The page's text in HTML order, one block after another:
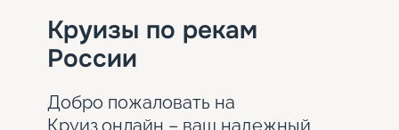
Круизы по рекам
России
Добро пожаловать на